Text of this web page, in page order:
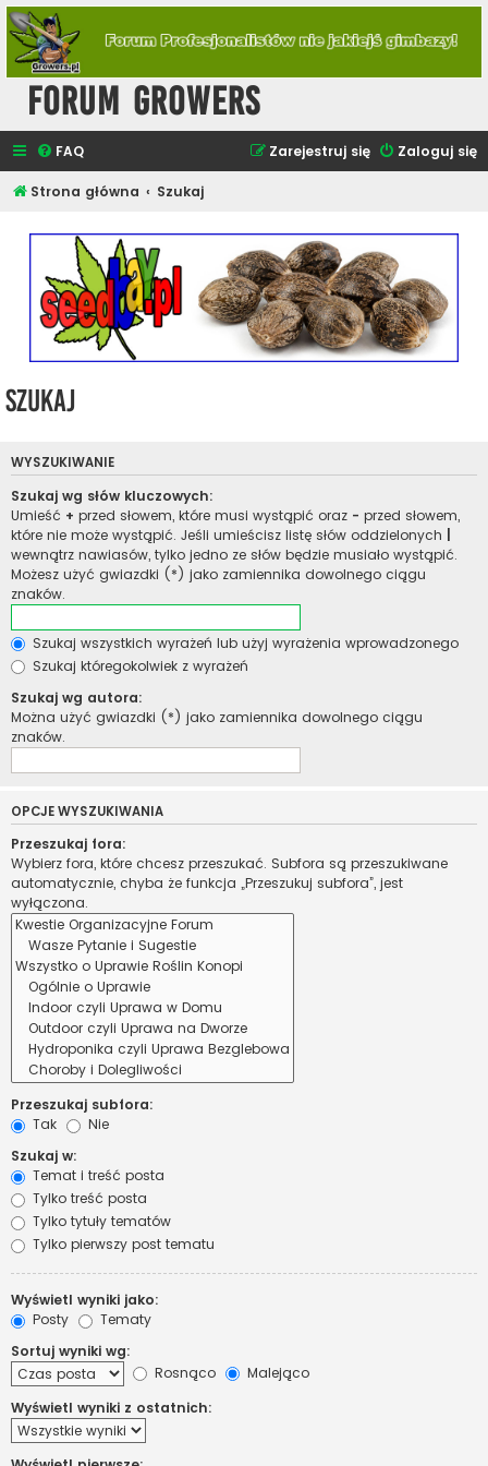
Forum Growers
FAQ Zaloguj się
Zarejestruj się
Strona główna Szukaj
Szukaj
WYSZUKIWANIE
Szukaj wg słów kluczowych:
Umieść + przed słowem, które musi wystąpić oraz - przed słowem,
które nie może wystąpić. Jeśli umieścisz listę słów oddzielonych
wewnątrz nawiasów, tylko jedno ze słów będzie musiało wystąpić.
Możesz użyć gwiazdki (*) jako zamiennika dowolnego ciągu
znaków.
Szukaj wszystkich wyrażeń lub użyj wyrażenia wprowadzonego
Szukaj któregokolwiek z wyrażeń
Szukaj wg autora:
Można użyć gwiazdki (*) jako zamiennika dowolnego ciągu
znaków.
OPCJE WYSZUKIWANIA
Przeszukaj fora:
Wybierz fora, które chcesz przeszukać. Subfora są przeszukiwane
automatycznie, chyba że funkcja „Przeszukuj subfora”, jest
wyłączona.
Przeszukaj subfora:
Tak
Nie
Szukaj w:
Temat i treść posta
Tylko treść posta
Tylko tytuły tematów
Tylko pierwszy post tematu
Wyświetl wyniki jako:
Posty
Tematy
Sortuj wyniki wg:
Rosnąco
Malejąco
Wyświetl wyniki z ostatnich: